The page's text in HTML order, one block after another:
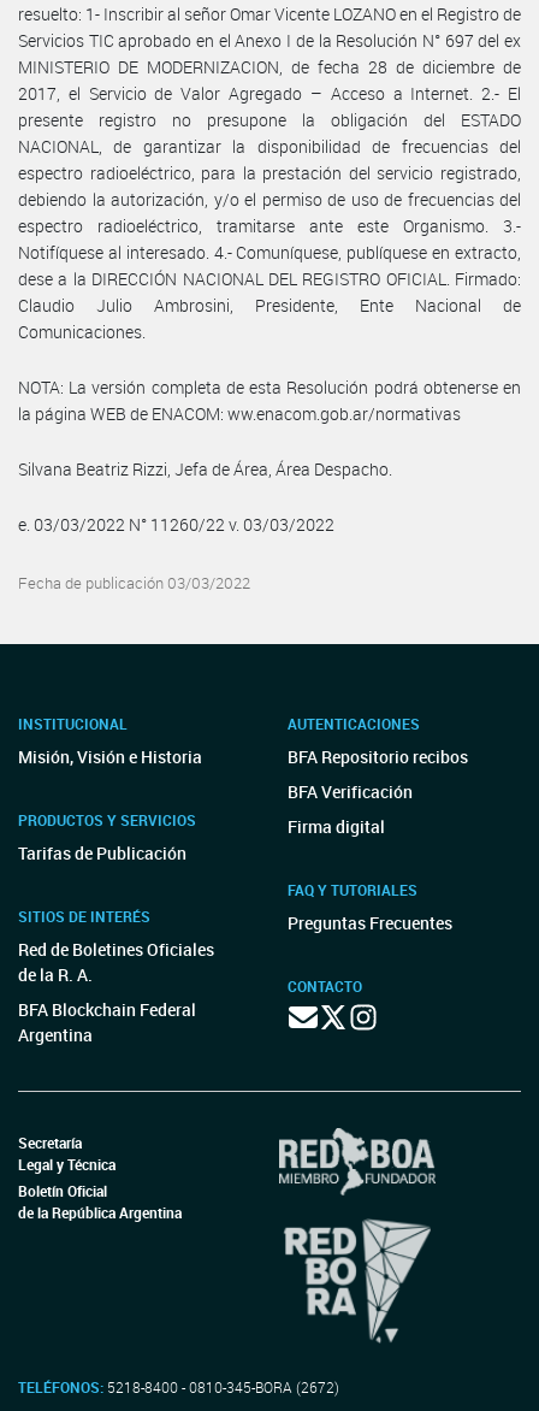
resuelto: 1- Inscribir al señor Omar Vicente LOZANO en el Registro de
Servicios TIC aprobado en el Anexo I de la Resolución N° 697 del ex
MINISTERIO DE MODERNIZACION, de fecha 28 de diciembre de
2017, el Servicio de Valor Agregado – Acceso a Internet. 2.- El
presente registro no presupone la obligación del ESTADO
NACIONAL, de garantizar la disponibilidad de frecuencias del
espectro radioeléctrico, para la prestación del servicio registrado,
debiendo la autorización, y/o el permiso de uso de frecuencias del
espectro radioeléctrico, tramitarse ante este Organismo. 3.-
Notifíquese al interesado. 4.- Comuníquese, publíquese en extracto,
dese a la DIRECCIÓN NACIONAL DEL REGISTRO OFICIAL. Firmado:
Claudio Julio Ambrosini, Presidente, Ente Nacional de
Comunicaciones.
NOTA: La versión completa de esta Resolución podrá obtenerse en
la página WEB de ENACOM: ww.enacom.gob.ar/normativas
Silvana Beatriz Rizzi, Jefa de Área, Área Despacho.
e. 03/03/2022 N° 11260/22 v. 03/03/2022
Fecha de publicación 03/03/2022
INSTITUCIONAL
Misión, Visión e Historia
PRODUCTOS Y SERVICIOS
Tarifas de Publicación
SITIOS DE INTERÉS
Red de Boletines Oficiales
de la R. A.
BFA Blockchain Federal
Argentina
AUTENTICACIONES
BFA Repositorio recibos
BFA Verificación
Firma digital
FAQ Y TUTORIALES
Preguntas Frecuentes
CONTACTO
Secretaría
Legal y Técnica
Boletín Oficial
de la República Argentina
TELÉFONOS: 5218-8400 - 0810-345-BORA (2672)